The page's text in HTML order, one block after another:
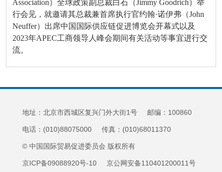
Association）全球政策副总裁白石（Jimmy Goodrich）举
行会见，就邀请其总裁兼首席执行官约翰·诺伊弗（John
Neuffer）出席中国国际供应链促进博览会开幕式以及
2023年APEC工商领导人峰会期间有关活动等事宜进行交
流。
地址：北京市西城区复兴门外大街1号 邮编：100860
电话：(010)88075000 传真：(010)68011370
© 中国国际贸易促进委员会 版权所有
京ICP备09088920号-10 京公网安备110401200011号